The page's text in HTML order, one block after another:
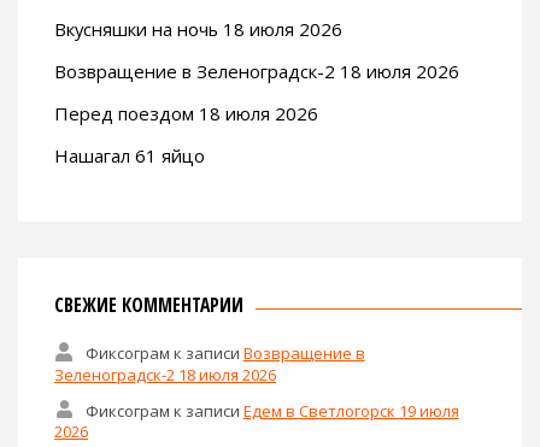
Вкусняшки на ночь 18 июля 2026
Возвращение в Зеленоградск-2 18 июля 2026
Перед поездом 18 июля 2026
Нашагал 61 яйцо
СВЕЖИЕ КОММЕНТАРИИ
Фиксограм к записи Возвращение в
Зеленоградск-2 18 июля 2026
Фиксограм к записи Едем в Светлогорск 19 июля
2026